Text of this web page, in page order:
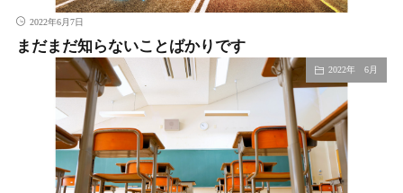
2022年6月7日
まだまだ知らないことばかりです
2022年 6月